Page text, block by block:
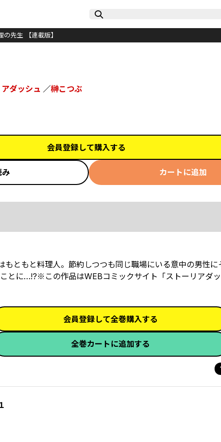
先生 【連載版】
ダッシュ ／榊こつぶ
会員登録して購入する
み カートに追加
ともと料理人。節約しつつも同じ職場にいる意中の男性に
とに…!?※この作品はWEBコミックサイト「ストーリアダ
会員登録して全巻購入する
全巻カートに追加する